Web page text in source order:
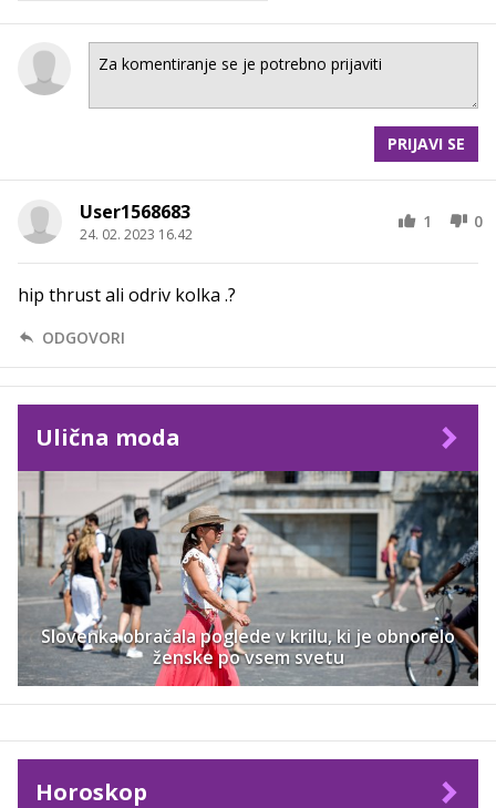
PRIJAVI SE
User1568683
24. 02. 2023 16.42
1 0
hip thrust ali odriv kolka .?
ODGOVORI
Ulična moda
Slovenka obračala poglede v krilu, ki je obnorelo
ženske po vsem svetu
Horoskop